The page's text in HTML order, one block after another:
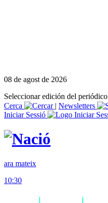
08 de agost de 2026
Seleccionar edición del periódico
Cerca
| Newsletters
Iniciar Sessió
ara mateix
10:30